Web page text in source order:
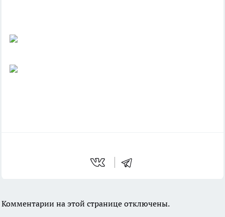
Комментарии на этой странице отключены.